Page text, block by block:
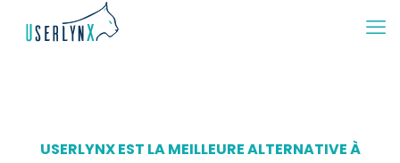
USERLYNX EST LA MEILLEURE ALTERNATIVE À